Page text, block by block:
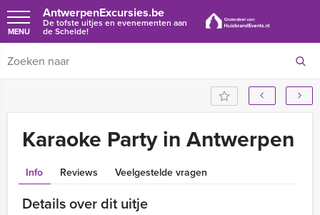
AntwerpenExcursies.be
De tofste uitjes en evenementen aan
de Schelde!
MENU
Karaoke Party in Antwerpen
Info Reviews Veelgestelde vragen
Details over dit uitje